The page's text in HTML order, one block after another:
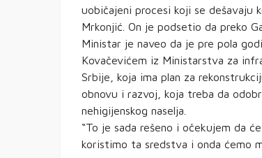
uobičajeni procesi koji se dešavaju
Mrkonjić. On je podsetio da preko
Ministar je naveo da je pre pola
Kovačevićem iz Ministarstva za
Srbije, koja ima plan za
obnovu i razvoj, koja treba da
nehigijenskog naselja.
“To je sada rešeno i očekujem da
koristimo ta sredstva i onda ćemo